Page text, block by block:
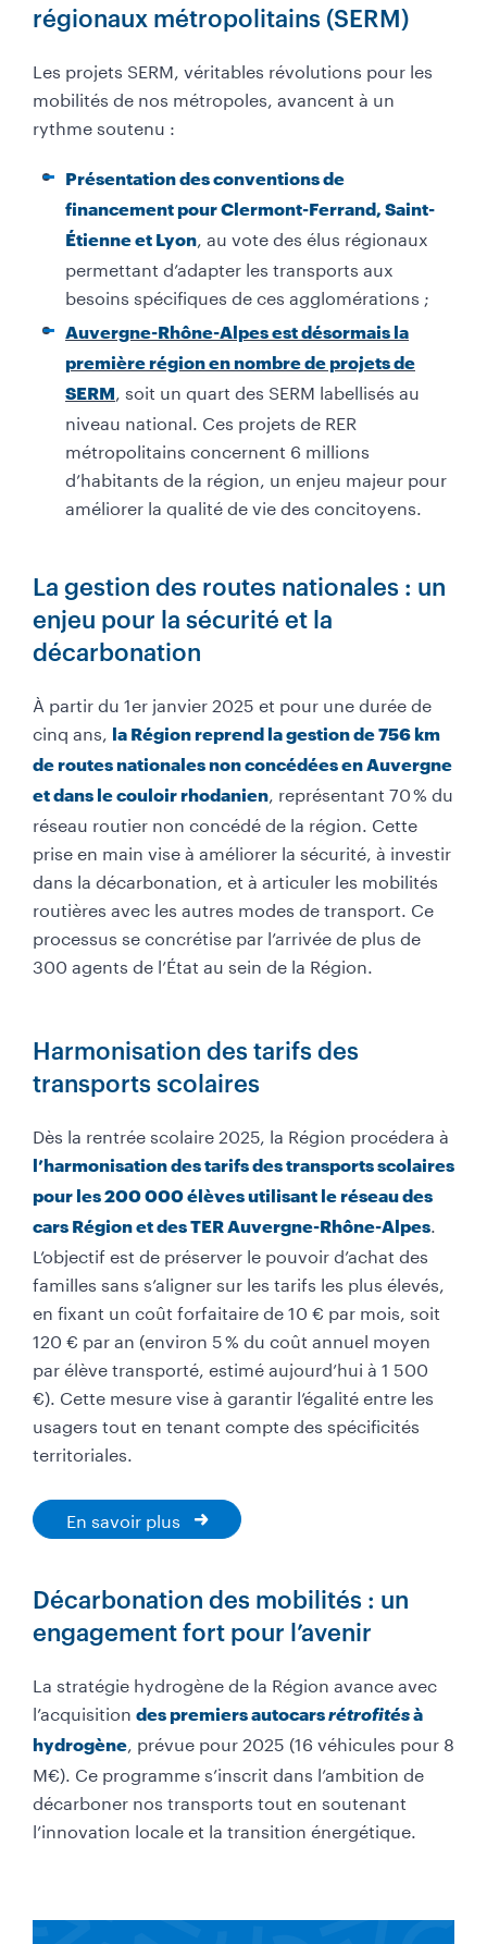
régionaux métropolitains (SERM)
Les projets SERM, véritables révolutions pour les
mobilités de nos métropoles, avancent à un
rythme soutenu :
Présentation des conventions de
financement pour Clermont-Ferrand, Saint-
Étienne et Lyon , au vote des élus régionaux
permettant d’adapter les transports aux
besoins spécifiques de ces agglomérations ;
Auvergne-Rhône-Alpes est désormais la
première région en nombre de projets de
SERM , soit un quart des SERM labellisés au
niveau national. Ces projets de RER
métropolitains concernent 6 millions
d’habitants de la région, un enjeu majeur pour
améliorer la qualité de vie des concitoyens.
La gestion des routes nationales : un
enjeu pour la sécurité et la
décarbonation
À partir du 1er janvier 2025 et pour une durée de
cinq ans, la Région reprend la gestion de 756 km
de routes nationales non concédées en Auvergne
et dans le couloir rhodanien , représentant 70 % du
réseau routier non concédé de la région. Cette
prise en main vise à améliorer la sécurité, à investir
dans la décarbonation, et à articuler les mobilités
routières avec les autres modes de transport. Ce
processus se concrétise par l’arrivée de plus de
300 agents de l’État au sein de la Région.
Harmonisation des tarifs des
transports scolaires
Dès la rentrée scolaire 2025, la Région procédera à
l’harmonisation des tarifs des transports scolaires
pour les 200 000 élèves utilisant le réseau des
cars Région et des TER Auvergne-Rhône-Alpes
L’objectif est de préserver le pouvoir d’achat des
familles sans s’aligner sur les tarifs les plus élevés,
en fixant un coût forfaitaire de 10 € par mois, soit
120 € par an (environ 5 % du coût annuel moyen
par élève transporté, estimé aujourd’hui à 1 500
€). Cette mesure vise à garantir l’égalité entre les
usagers tout en tenant compte des spécificités
territoriales.
En savoir plus
Décarbonation des mobilités : un
engagement fort pour l’avenir
La stratégie hydrogène de la Région avance avec
l’acquisition des premiers autocarsrétrofitésà
hydrogène , prévue pour 2025 (16 véhicules pour 8
M€). Ce programme s’inscrit dans l’ambition de
décarboner nos transports tout en soutenant
l’innovation locale et la transition énergétique.